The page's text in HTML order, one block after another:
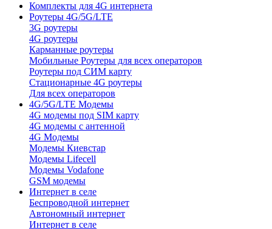
Комплекты для 4G интернета
Роутеры 4G/5G/LTE
3G роутеры
4G роутеры
Карманные роутеры
Мобильные Роутеры для всех операторов
Роутеры под СИМ карту
Стационарные 4G роутеры
Для всех операторов
4G/5G/LTE Модемы
4G модемы под SIM карту
4G модемы с антенной
4G Модемы
Модемы Киевстар
Модемы Lifecell
Модемы Vodafone
GSM модемы
Интернет в селе
Беспроводной интернет
Автономный интернет
Интернет в селе